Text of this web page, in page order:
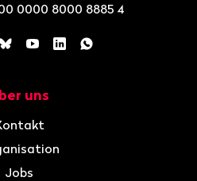
0000 8000 8885 4
BlueskyYouTube
LinkedInWhatsApp
uns
Jobs